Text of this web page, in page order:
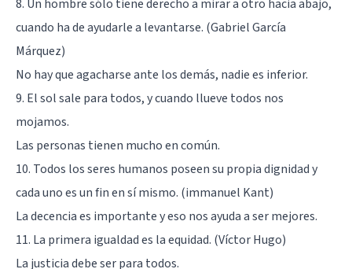
8. Un hombre sólo tiene derecho a mirar a otro hacia abajo,
cuando ha de ayudarle a levantarse. (Gabriel García
Márquez)
No hay que agacharse ante los demás, nadie es inferior.
9. El sol sale para todos, y cuando llueve todos nos
mojamos.
Las personas tienen mucho en común.
10. Todos los seres humanos poseen su propia dignidad y
cada uno es un fin en sí mismo. (immanuel Kant)
La decencia es importante y eso nos ayuda a ser mejores.
11. La primera igualdad es la equidad. (Víctor Hugo)
La justicia debe ser para todos.